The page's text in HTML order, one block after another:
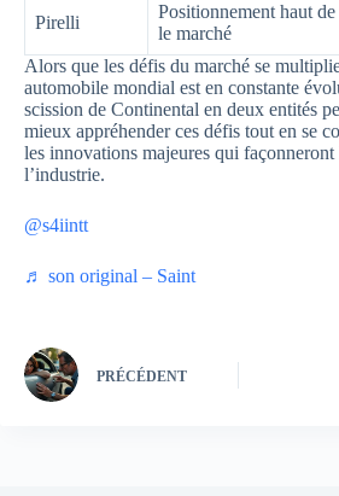
Pirelli
Positionnement haut
le marché
Alors que les défis du marché se
automobile mondial est en constante
scission de Continental en deux entités
mieux appréhender ces défis tout en se
les innovations majeures qui
l’industrie.
@s4iintt
♬ son original – Saint
PRÉCÉDENT